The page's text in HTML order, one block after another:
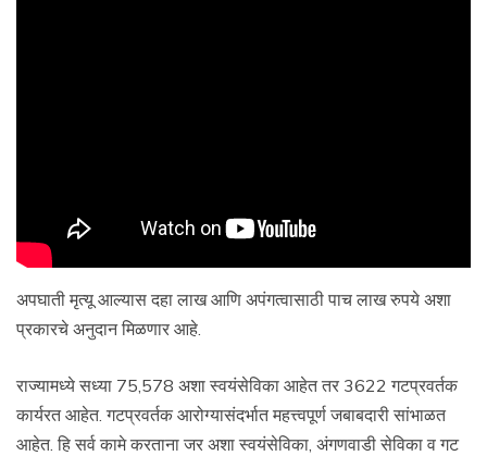
अपघाती मृत्यू आल्यास दहा लाख आणि अपंगत्वासाठी पाच लाख रुपये अशा
प्रकारचे अनुदान मिळणार आहे.
राज्यामध्ये सध्या 75,578 अशा स्वयंसेविका आहेत तर 3622 गटप्रवर्तक
कार्यरत आहेत. गटप्रवर्तक आरोग्यासंदर्भात महत्त्वपूर्ण जबाबदारी सांभाळत
आहेत. हि सर्व कामे करताना जर अशा स्वयंसेविका, अंगणवाडी सेविका व गट